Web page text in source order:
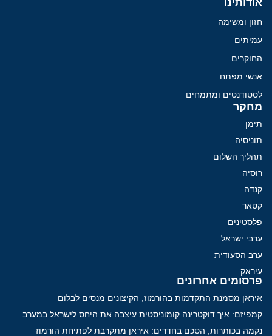
חזון ומשימה
עמיתים
החוקרים
אנשי מפתח
לסטודנטים ומתמחים
מחקר
תימן
תוניסיה
תהליך השלום
רוסיה
קנדה
קטאר
פלסטינים
ערבי ישראל
ערב הסעודית
עיראק
פרסומים אחרונים
איראן מסמנת התקדמות בהורמוז, הקיצונים מנסים לבלום
קמפיזם: איך דוקטרינה קומוניסטית עיצבה את היחס לישראל במערב
נקמה בכותרות, הסכם בחדרים: איראן מתקרבת לפתיחת הורמוז